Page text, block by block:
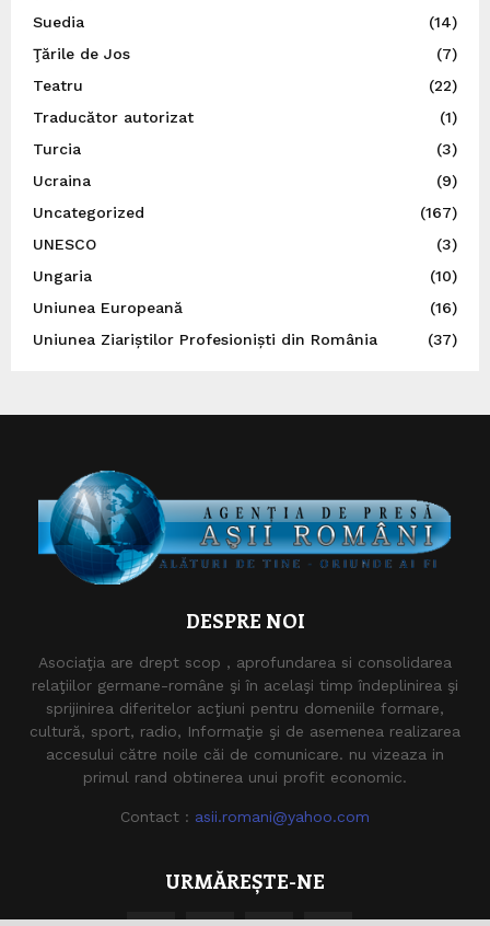
Suedia
(14)
Ţările de Jos
(7)
Teatru
(22)
Traducător autorizat
(1)
Turcia
(3)
Ucraina
(9)
Uncategorized
(167)
UNESCO
(3)
Ungaria
(10)
Uniunea Europeană
(16)
Uniunea Ziariștilor Profesioniști din România
(37)
DESPRE NOI
Asociaţia are drept scop , aprofundarea si consolidarea
relaţiilor germane-române şi în acelaşi timp îndeplinirea şi
sprijinirea diferitelor acţiuni pentru domeniile formare,
cultură, sport, radio, Informaţie şi de asemenea realizarea
accesului către noile căi de comunicare. nu vizeaza in
primul rand obtinerea unui profit economic.
Contact : asii.romani@yahoo.com
URMĂREȘTE-NE